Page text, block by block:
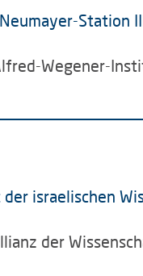
Station
Wegener-
israelischen
der